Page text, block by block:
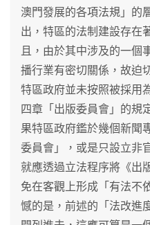
澳門發展的各項法規」的
出，特區的法制建設存在
且，由於其中涉及的一個
播行業有密切關係，故迫
特區政府並未按照被採用
四章「出版委員會」的規
果特區政府鑑於幾個新聞
委員會」，或是只設立非
就應透過立法程序將《出
免在客觀上形成「有法不
憾的是，前述的「法改進